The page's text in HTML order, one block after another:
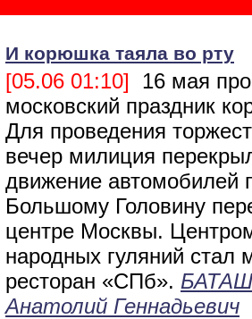
И корюшка таяла во рту
[05.06 01:10] 16 мая
московский праздник
Для проведения
вечер милиция
движение автомобилей
Большому Головину
центре Москвы.
народных гуляний стал
ресторан «СПб».
Анатолий Геннадьевич